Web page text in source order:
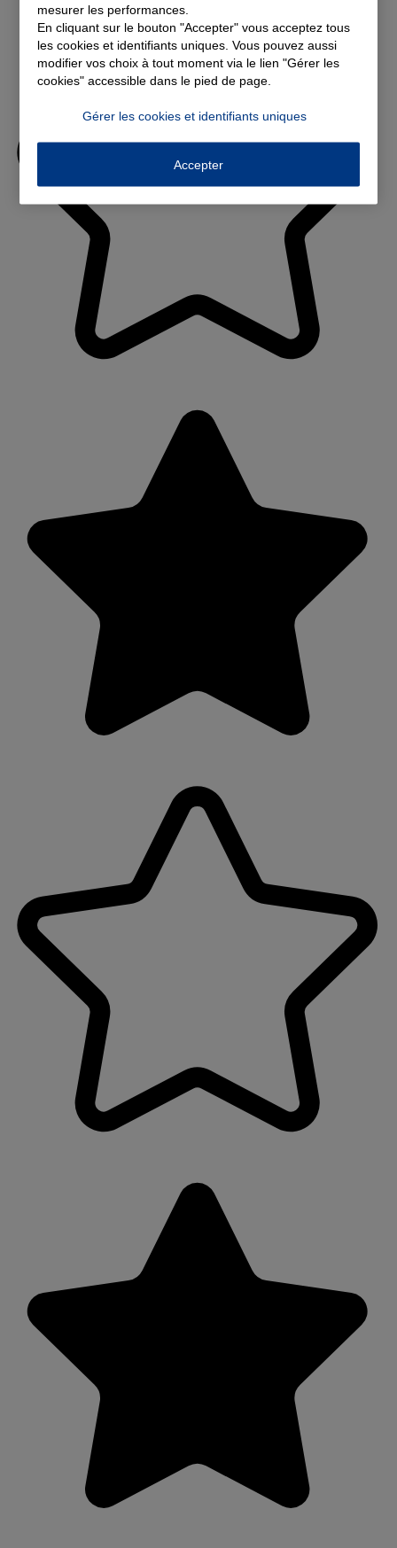
mesurer les performances.
En cliquant sur le bouton "Accepter" vous acceptez tous
les cookies et identifiants uniques. Vous pouvez aussi
modifier vos choix à tout moment via le lien "Gérer les
cookies" accessible dans le pied de page.
Gérer les cookies et identifiants uniques
Accepter